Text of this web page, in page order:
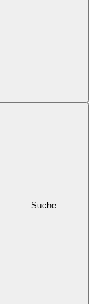
Suche